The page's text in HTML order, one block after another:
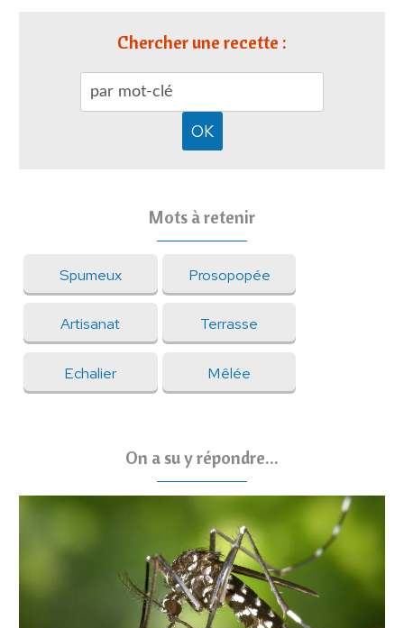
Chercher une recette :
Mots à retenir
Spumeux Prosopopée
Artisanat Terrasse
Echalier Mêlée
On a su y répondre...